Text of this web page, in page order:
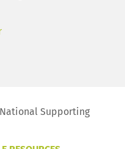
Supporting